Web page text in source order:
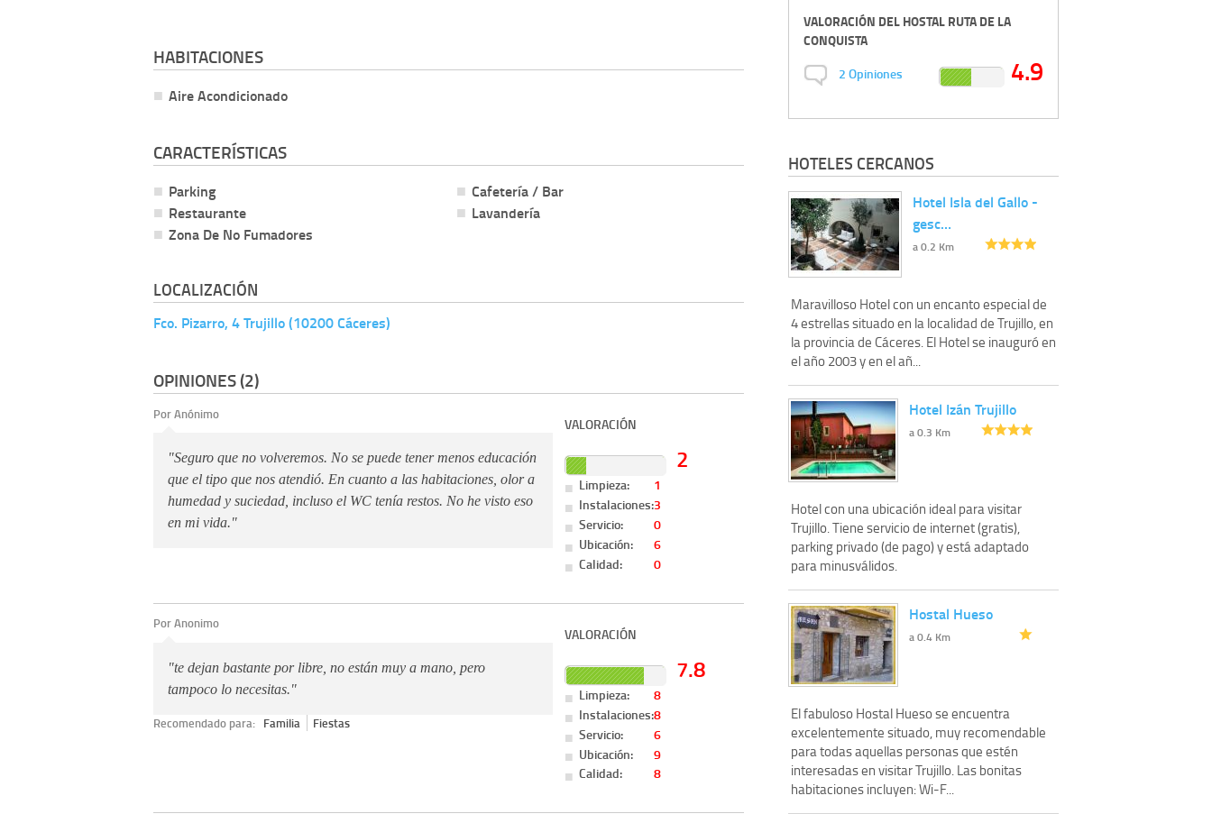
HABITACIONES
Aire Acondicionado
CARACTERÍSTICAS
Parking
Restaurante
Zona De No Fumadores
Cafetería / Bar
Lavandería
LOCALIZACIÓN
Fco. Pizarro, 4 Trujillo (10200 Cáceres)
OPINIONES (2)
Por Anónimo
"Seguro que no volveremos. No se puede tener menos educación
que el tipo que nos atendió. En cuanto a las habitaciones, olor a
humedad y suciedad, incluso el WC tenía restos. No he visto eso
en mi vida."
VALORACIÓN
2
Limpieza:
1
Instalaciones:3
Servicio:
0
Ubicación:
6
Calidad:
0
Por Anonimo
"te dejan bastante por libre, no están muy a mano, pero
tampoco lo necesitas."
Recomendado para: Familia Fiestas
VALORACIÓN
7.8
Limpieza:
8
Instalaciones:8
Servicio:
6
Ubicación:
9
Calidad:
8
VALORACIÓN DELHOSTAL RUTA DE LA
CONQUISTA
2Opiniones 4.9
HOTELES CERCANOS
Hotel Isla del Gallo -
gesc…
a 0.2 Km
Maravilloso Hotel con un encanto especial de
4 estrellas situado en la localidad de Trujillo, en
la provincia de Cáceres. El Hotel se inauguró en
el año 2003 y en el añ...
Hotel Izán Trujillo
a 0.3 Km
Hotel con una ubicación ideal para visitar
Trujillo. Tiene servicio de internet (gratis),
parking privado (de pago) y está adaptado
para minusválidos.
Hostal Hueso
a 0.4 Km
El fabuloso Hostal Hueso se encuentra
excelentemente situado, muy recomendable
para todas aquellas personas que estén
interesadas en visitar Trujillo. Las bonitas
habitaciones incluyen: Wi-F...